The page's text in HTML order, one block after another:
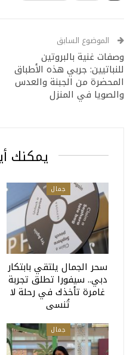
الموضوع السابق
وصفات غنية بالبروتين
للنباتيين: جربي هذه الأطباق
المحضرة من الجبنة والعدس
والصويا في المنزل
يمكنك
جمال
سحر الجمال يلتقي بابتكار
دبي.. سيفورا تطلق تجربة
غامرة تأخذك في رحلة لا
تُنسى
جمال